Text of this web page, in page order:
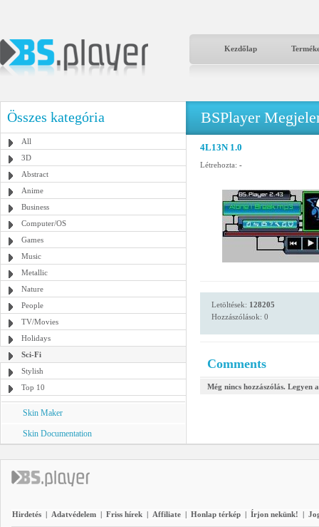
Kezdőlap
Összes kategória
All
3D
Abstract
Anime
Business
Computer/OS
Games
Music
Metallic
Nature
People
TV/Movies
Holidays
Sci-Fi
Stylish
Top 10
Skin Maker
Skin Documentation
BSPlayer
4L13N 1.0
Létrehozta: -
Letöltések: 128205
Hozzászólások: 0
Comments
Még nincs hozzászólás. Legyen
Hirdetés | Adatvédelem | Friss hírek | Affiliate | Honlap térkép | Írjon nekünk! |